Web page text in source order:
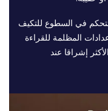
في السطوع للتكيف
المظلمة للقراءة
إشراقا عند